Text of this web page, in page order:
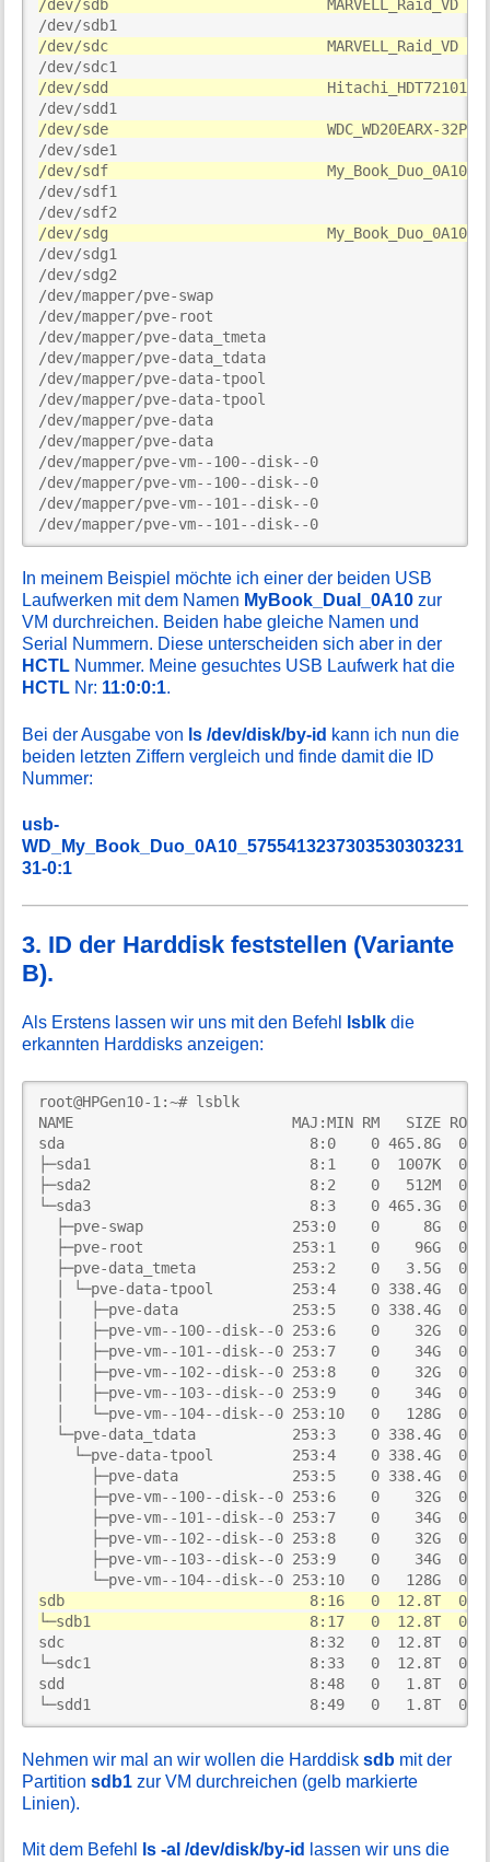
/dev/sdb
/dev/sdc
/dev/sdd
/dev/sde                         WDC_WD20EARX-
/dev/sdf                         My_Book_Duo_0A10
/dev/sdf1
/dev/sdg                         My_Book_Duo_0A10
/dev/sdg1
/dev/sdg2
/dev/mapper/pve-swap
/dev/mapper/pve-root
/dev/mapper/pve-data_tmeta
/dev/mapper/pve-data_tdata
/dev/mapper/pve-data-tpool
/dev/mapper/pve-data-tpool
/dev/mapper/pve-data
/dev/mapper/pve-data
/dev/mapper/pve-vm--100--disk--0
/dev/mapper/pve-vm--100--disk--0
/dev/mapper/pve-vm--101--disk--0
/dev/mapper/pve-vm--101--disk--0
In meinem Beispiel möchte ich einer der beiden USB
Laufwerken mit dem Namen MyBook_Dual_0A10 zur
VM durchreichen. Beiden habe gleiche Namen und
Serial Nummern. Diese unterscheiden sich aber in der
HCTL Nummer. Meine gesuchtes USB Laufwerk hat die
HCTL Nr: 11:0:0:1.
Bei der Ausgabe von ls /dev/disk/by-id kann ich nun die
beiden letzten Ziffern vergleich und finde damit die ID
Nummer:
usb-
WD_My_Book_Duo_0A10_5755413237303530303231
31-0:1
3. ID der Harddisk feststellen (Variante
B).
Als Erstens lassen wir uns mit den Befehl lsblk die
erkannten Harddisks anzeigen:
root@HPGen10-1:~# lsblk
NAME                         MAJ:MIN RM   SIZE RO TYPE
sda                            8:0    0 465.8G  0
├─sda1                         8:1    0  1007K  0
├─sda2                         8:2    0   512M  0
└─sda3                         8:3    0 465.3G  0
├─pve-swap                 253:0    0     8G  0
├─pve-root                 253:1    0    96G  0
├─pve-data_tmeta           253:2    0   3.5G  0
│ └─pve-data-tpool         253:4    0 338.4G  0
│   ├─pve-data             253:5    0 338.4G  0
│   ├─pve-vm--100--disk--0 253:6    0    32G  0
│   ├─pve-vm--101--disk--0 253:7    0    34G  0
│   ├─pve-vm--102--disk--0 253:8    0    32G  0
│   ├─pve-vm--103--disk--0 253:9    0    34G  0
│   └─pve-vm--104--disk--0 253:10   0   128G  0
└─pve-data_tdata           253:3    0 338.4G  0
└─pve-data-tpool         253:4    0 338.4G  0
├─pve-data             253:5    0 338.4G  0
├─pve-vm--100--disk--0 253:6    0    32G  0
├─pve-vm--101--disk--0 253:7    0    34G  0
├─pve-vm--102--disk--0 253:8    0    32G  0
├─pve-vm--103--disk--0 253:9    0    34G  0
sdb                            8:16   0  12.8T  0
└─sdb1                         8:17   0  12.8T  0
sdc                            8:32   0  12.8T  0
└─sdc1                         8:33   0  12.8T  0
sdd                            8:48   0   1.8T  0
└─sdd1                         8:49   0   1.8T  0 part
Nehmen wir mal an wir wollen die Harddisksdb mit der
Partitionsdb1 zur VM durchreichen (gelb markierte
Linien).
Mit dem Befehl ls -al /dev/disk/by-id
lassen wir uns die